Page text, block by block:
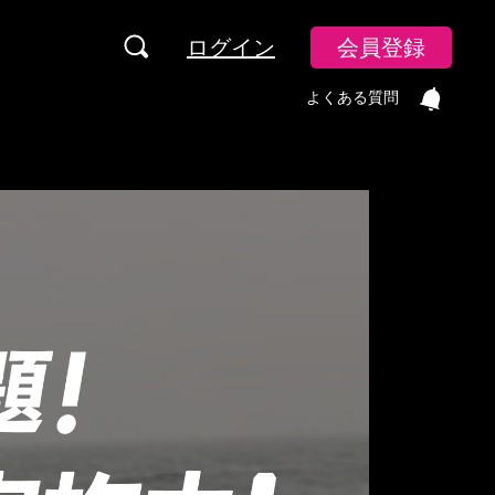
ログイン 会員登録
よくある質問